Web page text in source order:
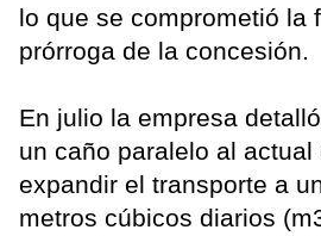
lo que se comprometió la
prórroga de la concesión.
En julio la empresa
un caño paralelo al actual
expandir el transporte a
metros cúbicos diarios